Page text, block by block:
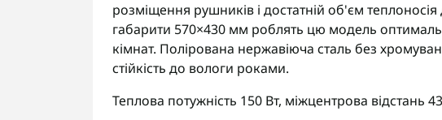
розміщення рушників і достатній об'єм теплоносія
габарити 570×430 мм роблять цю модель
кімнат. Полірована нержавіюча сталь без
стійкість до вологи роками.
Теплова потужність 150 Вт, міжцентрова відстань